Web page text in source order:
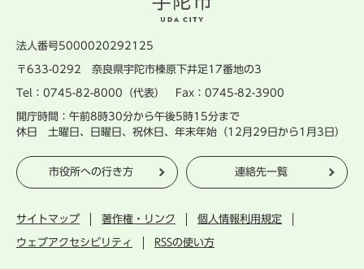
法人番号5000020292125
〒633-0292 奈良県宇陀市榛原下井足17番地の3
Tel：0745-82-8000（代表） Fax：0745-82-3900
開庁時間：午前8時30分から午後5時15分まで
休日 土曜日、日曜日、祝休日、年末年始（12月29日から1月3日）
市役所への行き方 連絡先一覧
サイトマップ 著作権・リンク 個人情報利用規定
ウェブアクセシビリティ RSSの使い方